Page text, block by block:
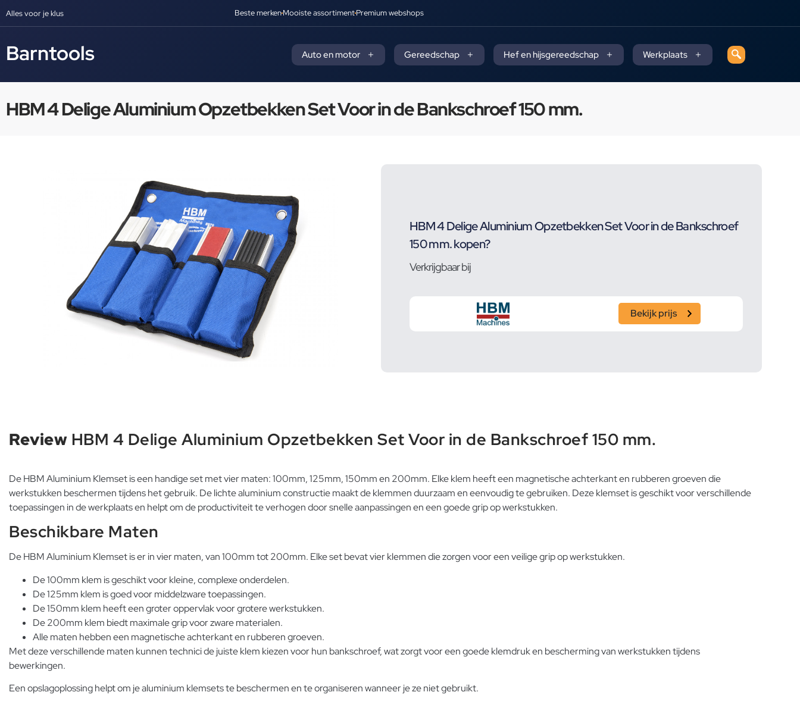
Alles voor je klus Beste merkenMooiste assortimentPremium webshops
Barntools Auto en motor Gereedschap Hef en hijsgereedschap Werkplaats
HBM 4 Delige Aluminium Opzetbekken Set Voor in de Bankschroef 150 mm.
HBM 4 Delige Aluminium Opzetbekken Set Voor in de Bankschroef
150 mm. kopen?
Verkrijgbaar bij
Bekijk prijs
Review HBM 4 Delige Aluminium Opzetbekken Set Voor in de Bankschroef 150 mm.
De HBM Aluminium Klemset is een handige set met vier maten: 100mm, 125mm, 150mm en 200mm. Elke klem heeft een magnetische achterkant en rubberen groeven die
werkstukken beschermen tijdens het gebruik. De lichte aluminium constructie maakt de klemmen duurzaam en eenvoudig te gebruiken. Deze klemset is geschikt voor verschillende
toepassingen in de werkplaats en helpt om de productiviteit te verhogen door snelle aanpassingen en een goede grip op werkstukken.
Beschikbare Maten
De HBM Aluminium Klemset is er in vier maten, van 100mm tot 200mm. Elke set bevat vier klemmen die zorgen voor een veilige grip op werkstukken.
De 100mm klem is geschikt voor kleine, complexe onderdelen.
De 125mm klem is goed voor middelzware toepassingen.
De 150mm klem heeft een groter oppervlak voor grotere werkstukken.
De 200mm klem biedt maximale grip voor zware materialen.
Alle maten hebben een magnetische achterkant en rubberen groeven.
Met deze verschillende maten kunnen technici de juiste klem kiezen voor hun bankschroef, wat zorgt voor een goede klemdruk en bescherming van werkstukken tijdens
bewerkingen.
Eenopslagoplossinghelpt om je aluminium klemsets te beschermen en te organiseren wanneer je ze niet gebruikt.